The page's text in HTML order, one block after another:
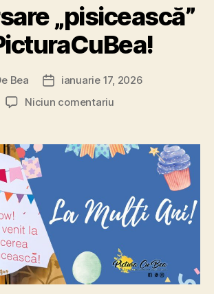
„pisicească”
Bea
Datăianuarie 17, 2026
Niciun comentariula
la
PicturaCuBea!